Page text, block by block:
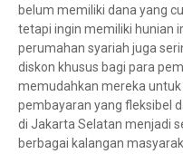
belum memiliki dana yang
tetapi ingin memiliki hunian
perumahan syariah juga
diskon khusus bagi para
memudahkan mereka
pembayaran yang fleksibel
di Jakarta Selatan menjadi
berbagai kalangan